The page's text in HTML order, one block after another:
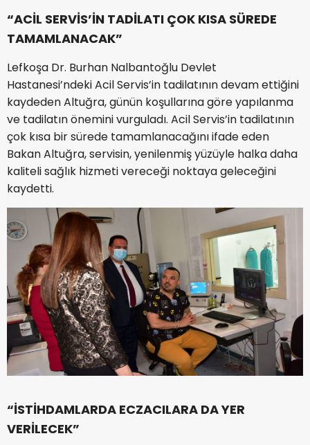
“ACİL SERVİS’İN TADİLATI ÇOK KISA SÜREDE
TAMAMLANACAK”
Lefkoşa Dr. Burhan Nalbantoğlu Devlet
Hastanesi’ndeki Acil Servis’in tadilatının devam ettiğini
kaydeden Altuğra, günün koşullarına göre yapılanma
ve tadilatın önemini vurguladı. Acil Servis’in tadilatının
çok kısa bir sürede tamamlanacağını ifade eden
Bakan Altuğra, servisin, yenilenmiş yüzüyle halka daha
kaliteli sağlık hizmeti vereceği noktaya geleceğini
kaydetti.
“İSTİHDAMLARDA ECZACILARA DA YER
VERİLECEK”